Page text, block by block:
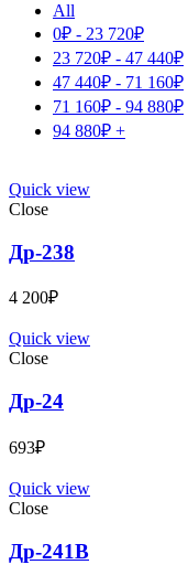
All
0₽ - 23 720₽
23 720₽ - 47 440₽
47 440₽ - 71 160₽
71 160₽ - 94 880₽
94 880₽ +
Quick view
Close
Др-238
4 200₽
Quick view
Close
Др-24
693₽
Quick view
Close
Др-241B